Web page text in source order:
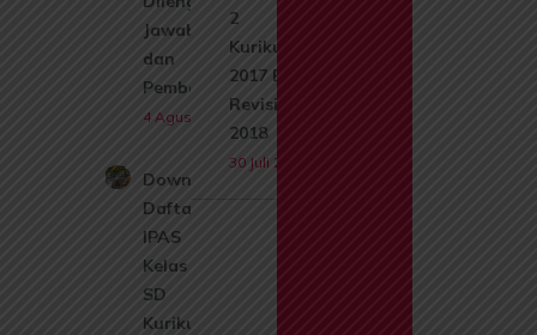
Jawaban
dan
Pembahasan
4 Agustus 2026
Download
Daftar Isi
IPAS
Kelas 1
SD
Kurikulum
2
Kurikulum
2017 Edisi
Revisi
2018
30 Juli 2026